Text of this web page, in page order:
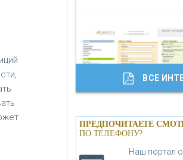
«ТРАСТ»
«ГАЗПРОМБАНК»
«МОСКОВСКИЙ
БАНК»
Банки.ру обновил
19 лет - «Лента
ВСЕ
ПРЕДПОЧИТАЕТЕ
ПО ТЕЛЕФОНУ?
Наш портал